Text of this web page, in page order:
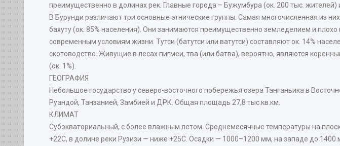
преимущественно в долинах рек. Главные города – Бужумбура (ок. 200 тыс. жителей) и
В Бурунди различают три основные этнические группы. Самая многочисленная из
бахуту (ок. 85% населения). Они занимаются преимущественно земледелием и плохо
современным условиям жизни. Тутси (батутси или ватутси) составляют ок. 14%
скотоводство. Живущие в лесах пигмеи, тва (или батва), вероятно, являются
(ок. 1%).
ГЕОГРАФИЯ
Небольшое государство у северо-восточного побережья озера Танганьика в
Руандой, Танзанией, Замбией и ДРК. Общая площадь 27,8 тыс.кв.км.
КЛИМАТ
Субэкваториальный, с более влажным летом. Среднемесячные температуры на
+22C, в долине реки Рузизи — ниже +25C. Осадки — 1000–1200 мм, на западе до